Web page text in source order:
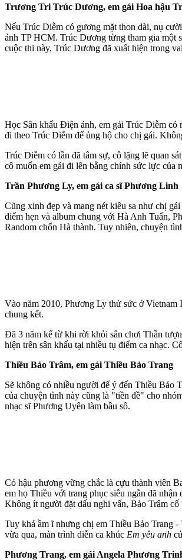
Trương Tri Trúc Dương, em gái Hoa hậu
Nếu Trúc Diễm có gương mặt thon dài, nụ
ảnh TP HCM. Trúc Dương từng tham gia một
cuộc thi này, Trúc Dương đã xuất hiện trong
Học Sân khấu Điện ảnh, em gái Trúc Diễm có
đi theo Trúc Diễm để ủng hộ cho chị gái.
Trúc Diễm có lần đã tâm sự, cô lặng lẽ quan
cô muốn em gái đi lên bằng chính sức lực của
Trần Phương Ly, em gái ca sĩ Phương Linh
Cũng xinh đẹp và mang nét kiêu sa như chị
điểm hẹn và album chung với Hà Anh Tuấn,
Random chốn Hà thành. Tuy nhiên, chu‌yện
Vào năm 2010, Phương Ly thử sức ở Vietnam
chung kết.
Đã 3 năm kể từ khi rời khỏi sân chơi Thần
hiện trên sân khấu tại nhiều tụ điểm ca nhạc.
Thiều Bảo Trâm, em gái Thiều Bảo Trang
Sẽ không có nhiều người để ý đến Thiều Bảo
của chu‌yện tìn‌h này cũng là "tiền đề" cho
nhạc sĩ Phương Uyên làm bầu sô.
Có hậu phương vững chắc là cựu thành viên
em họ Thiều với trang phục siêu ngắn đã
Không ít người đặt dấu nghi vấn, Bảo Trâm
Tuy khá ầm ĩ nhưng chị em Thiều Bảo Trang
vừa qua, màn trình diễn ca khúc Em yêu anh
Phương Trang, em gái Angela Phương